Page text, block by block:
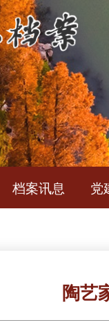
档案讯息 党
陶艺